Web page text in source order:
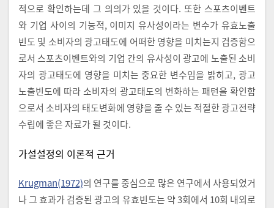
적으로 확인하는데 그 의의가 있을 것이다. 또한 스포츠이벤트
와 기업 사이의 기능적, 이미지 유사성이라는 변수가 유효노출
빈도 및 소비자의 광고태도에 어떠한 영향을 미치는지 검증함으
로서 스포츠이벤트와의 기업 간의 유사성이 광고에 노출된 소비
자의 광고태도에 영향을 미치는 중요한 변수임을 밝히고, 광고
노출빈도에 따라 소비자의 광고태도의 변화하는 패턴을 확인함
으로서 소비자의 태도변화에 영향을 줄 수 있는 적절한 광고전략
수립에 좋은 자료가 될 것이다.
가설설정의 이론적 근거
Krugman(1972)의 연구를 중심으로 많은 연구에서 사용되었거
나 그 효과가 검증된 광고의 유효빈도는 약 3회에서 10회 내외로